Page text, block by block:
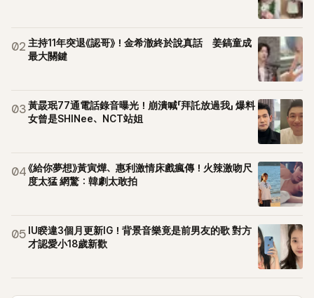
02 主持11年突退《認哥》！金希澈終於說真話 姜鎬童成
最大關鍵
03黃晸珉77通電話錄音曝光！崩潰喊「拜託放過我」 爆料
女曾是SHINee、NCT站姐
04《給你夢想》黃寅燁、惠利激情床戲瘋傳！火辣激吻尺
度太猛 網驚：韓劇太敢拍
05 IU睽違3個月更新IG！背景音樂竟是前男友的歌 對方
才認愛小18歲新歡